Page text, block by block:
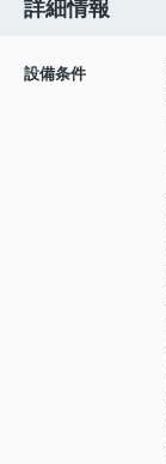
詳細情報
設備条件